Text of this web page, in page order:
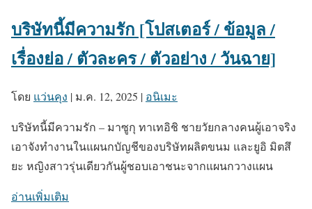
บริษัทนี้มีความรัก [โปสเตอร์ / ข้อมูล /
เรื่องย่อ / ตัวละคร / ตัวอย่าง / วันฉาย]
โดย แว่นคุง | ม.ค. 12, 2025 | อนิเมะ
บริษัทนี้มีความรัก – มาซูกุ ทาเทอิชิ ชายวัยกลางคนผู้เอาจริง
เอาจังทำงานในแผนกบัญชีของบริษัทผลิตขนม และยูอิ มิตสึ
ยะ หญิงสาวรุ่นเดียวกันผู้ชอบเอาชนะจากแผนกวางแผน
อ่านเพิ่มเติม